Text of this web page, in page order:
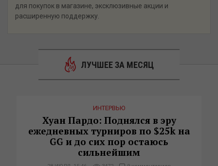
для покупок в магазине, эксклюзивные акции и
расширенную поддержку.
ЛУЧШЕЕ ЗА МЕСЯЦ
ИНТЕРВЬЮ
Хуан Пардо: Поднялся в эру
ежедневных турниров по $25k на
GG и до сих пор остаюсь
сильнейшим